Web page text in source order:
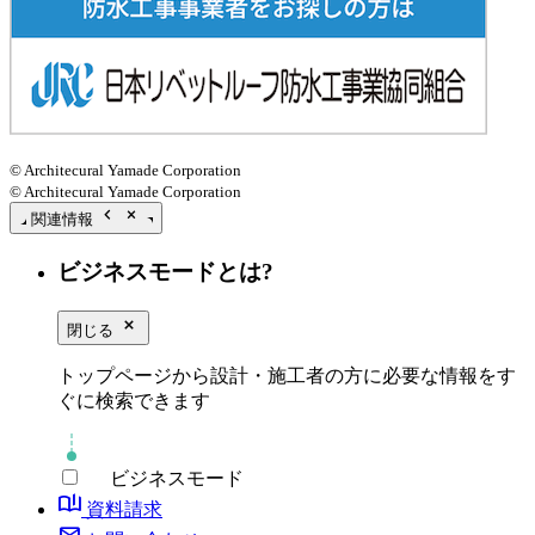
© Architecural Yamade Corporation
© Architecural Yamade Corporation
関連情報
chevron_left close_small
ビジネスモードとは?
閉じる close_small
トップページから設計・施工者の方に必要な情報をす
ぐに検索できます
ビジネスモード
book_ribbon 資料請求